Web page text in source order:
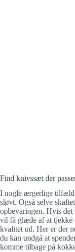
Find knivssæt der
I nogle ærgerlige
sløvt. Også selve
opbevaringen. Hvis det
vil få glæde af at tjekke
kvalitet ud. Her er der
du kan undgå at
komme tilbage på